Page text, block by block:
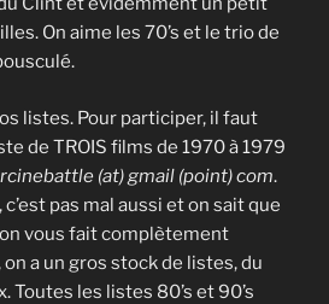
On aime les 70’s et le trio de
listes. Pour participer, il faut
de TROIS films de 1970 à 1979
(at) gmail (point) com.
pas mal aussi et on sait que
vous fait complètement
a un gros stock de listes, du
Toutes les listes 80’s et 90’s